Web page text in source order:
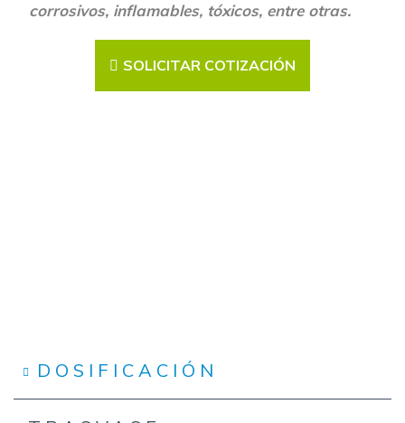
corrosivos, inflamables, tóxicos, entre otras.
SOLICITAR COTIZACIÓN
DOSIFICACIÓN